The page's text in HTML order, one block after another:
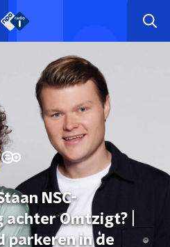
NSC-
Omtzigt? |
parkeren in de